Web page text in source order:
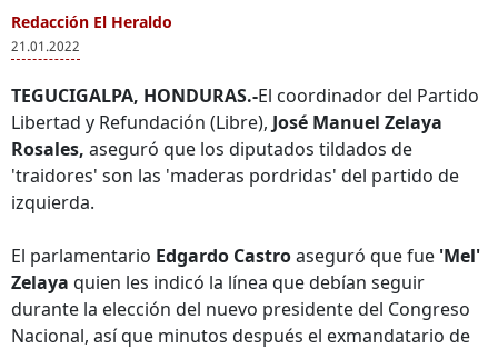
Redacción El Heraldo
21.01.2022
TEGUCIGALPA, HONDURAS.-El coordinador del Partido
Libertad y Refundación (Libre), José Manuel Zelaya
Rosales, aseguró que los diputados tildados de
'traidores' son las 'maderas pordridas' del partido de
izquierda.
El parlamentario Edgardo Castroaseguró que fue 'Mel'
Zelaya quien les indicó la línea que debían seguir
durante la elección del nuevo presidente del Congreso
Nacional, así que minutos después el exmandatario de